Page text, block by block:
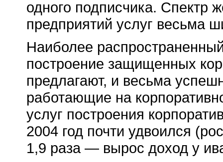
одного подписчика. Спектр
предприятий услуг весьма
Наиболее
построение защищенных
предлагают, и весьма
работающие на
услуг построения
2004 год почти удвоился
1,9 раза — вырос доход у